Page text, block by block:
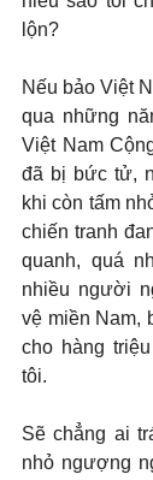
lộn?
Nếu bảo Việt
qua những
Việt Nam
đã bị bức tử,
khi còn tấm
chiến tranh
quanh, quá
nhiều người
vệ miền Nam,
cho hàng
tôi.
Sẽ chẳng ai
nhỏ ngượng